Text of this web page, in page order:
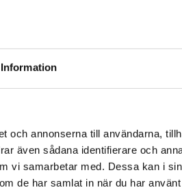
Information
och annonserna till användarna,
även sådana identifierare och
vi samarbetar med. Dessa kan i
de har samlat in när du har